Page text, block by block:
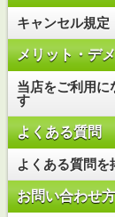
キャンセル規定
メリット・デ
当店をご利用に
す
よくある質問
よくある質問を
お問い合わせ